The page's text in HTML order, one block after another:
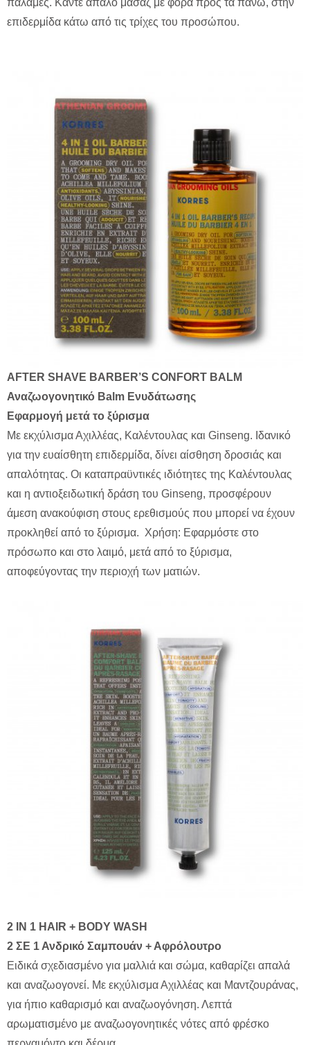
παλάμες. Κάντε απαλό μασάζ με φορά προς τα πάνω, στην
επιδερμίδα κάτω από τις τρίχες του προσώπου.
AFTER SHAVE BARBER’S CONFORT BALM
Αναζωογονητικό Balm Ενυδάτωσης
Εφαρμογή μετά το ξύρισμα
Mε εκχύλισμα Αχιλλέας, Καλέντουλας και Ginseng. Ιδανικό
για την ευαίσθητη επιδερμίδα, δίνει αίσθηση δροσιάς και
απαλότητας. Oι καταπραϋντικές ιδιότητες της Καλέντουλας
και η αντιοξειδωτική δράση του Ginseng, προσφέρουν
άμεση ανακούφιση στους ερεθισμούς που μπορεί να έχουν
προκληθεί από το ξύρισμα. Χρήση: Εφαρμόστε στο
πρόσωπο και στο λαιμό, μετά από το ξύρισμα,
αποφεύγοντας την περιοχή των ματιών.
2 IN 1 HAIR + BODY WASH
2 ΣΕ 1 Ανδρικό Σαμπουάν + Αφρόλουτρο
Ειδικά σχεδιασμένο για μαλλιά και σώμα, καθαρίζει απαλά
και αναζωογονεί. Με εκχύλισμα Αχιλλέας και Μαντζουράνας,
για ήπιο καθαρισμό και αναζωογόνηση. Λεπτά
αρωματισμένο με αναζωογονητικές νότες από φρέσκο